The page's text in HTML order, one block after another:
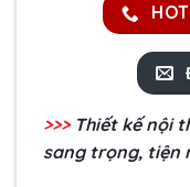
>>> Thiết kế nội
sang trọng, tiện